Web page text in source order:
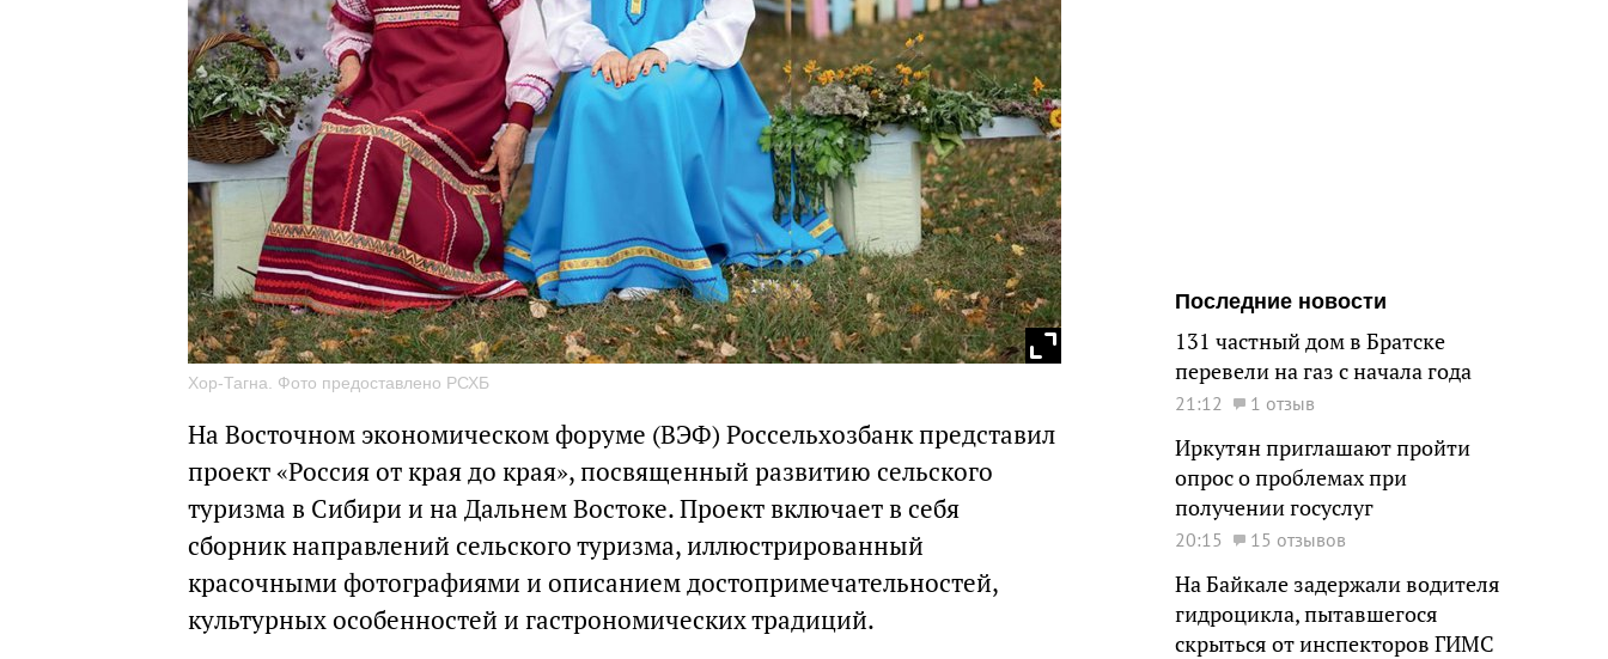
Хор-Тагна. Фото предоставлено РСХБ
На Восточном экономическом форуме (ВЭФ) Россельхозбанк представил
проект «Россия от края до края», посвященный развитию сельского
туризма в Сибири и на Дальнем Востоке. Проект включает в себя
сборник направлений сельского туризма, иллюстрированный
красочными фотографиями и описанием достопримечательностей,
культурных особенностей и гастрономических традиций.
Последние новости
131 частный дом в Братске
перевели на газ с начала года
21:12 1 отзыв
Иркутян приглашают пройти
опрос о проблемах при
получении госуслуг
20:15 15 отзывов
На Байкале задержали водителя
гидроцикла, пытавшегося
скрыться от инспекторов ГИМС